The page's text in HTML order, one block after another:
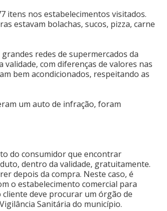
itens nos estabelecimentos visitados.
estavam bolachas, sucos, pizza, carne
redes de supermercados da
com diferenças de valores nas
bem acondicionados, respeitando as
um auto de infração, foram
do consumidor que encontrar
dentro da validade, gratuitamente.
depois da compra. Neste caso, é
o estabelecimento comercial para
deve procurar um órgão de
Sanitária do município.